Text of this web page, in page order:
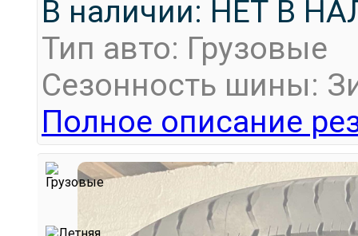
В наличии: НЕТ В
Тип авто: Грузовые
Сезонность шины:
Полное описание